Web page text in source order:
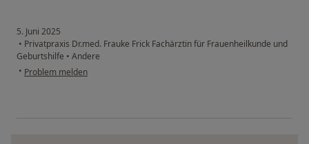
5. Juni 2025
• Privatpraxis Dr.med. Frauke Frick Fachärztin für Frauenheilkunde und
Geburtshilfe • Andere
• Problem melden